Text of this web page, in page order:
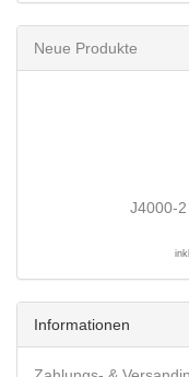
Neue Produkte
J4000-
Informationen